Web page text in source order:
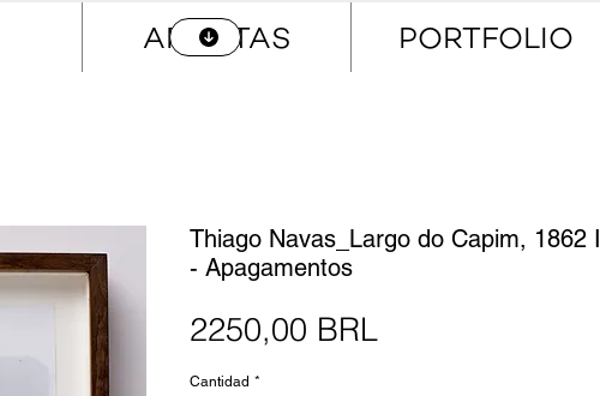
ARTISTAS PORTFOLIO
Thiago Navas_Largo do Capim, 1862 I
- Apagamentos
2250,00 BRLPrecio
Cantidad *